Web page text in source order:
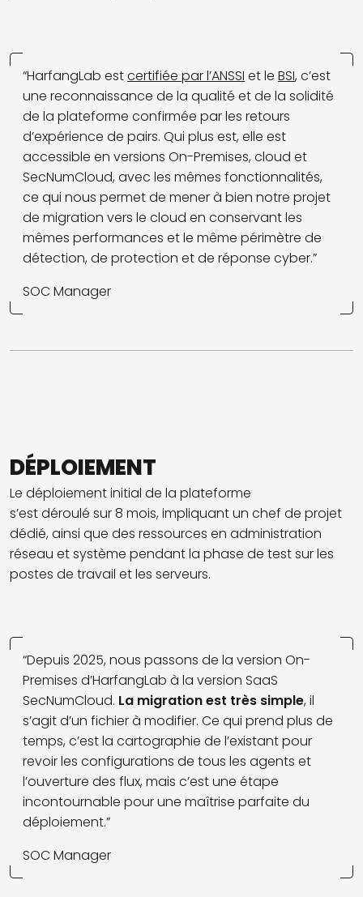
“HarfangLab estcertifiée par l’ANSSI et le BSI, c’est
une reconnaissance de la qualité et de la solidité
de la plateforme confirmée par les retours
d’expérience de pairs. Qui plus est, elle est
accessible en versions On-Premises, cloud et
SecNumCloud, avec les mêmes fonctionnalités,
ce qui nous permet de mener à bien notre projet
de migration vers le cloud en conservant les
mêmes performances et le même périmètre de
détection, de protection et de réponse cyber.”
SOC Manager
DÉPLOIEMENT
Le déploiement initial de la plateforme
s’est déroulé sur 8 mois, impliquant un chef de projet
dédié, ainsi que des ressources en administration
réseau et système pendant la phase de test sur les
postes de travail et les serveurs.
“Depuis 2025, nous passons de la version On-
Premises d’HarfangLab à la version SaaS
SecNumCloud. La migration est très simple, il
s’agit d’un fichier à modifier. Ce qui prend plus de
temps, c’est la cartographie de l’existant pour
revoir les configurations de tous les agents et
l’ouverture des flux, mais c’est une étape
incontournable pour une maîtrise parfaite du
déploiement.”
SOC Manager